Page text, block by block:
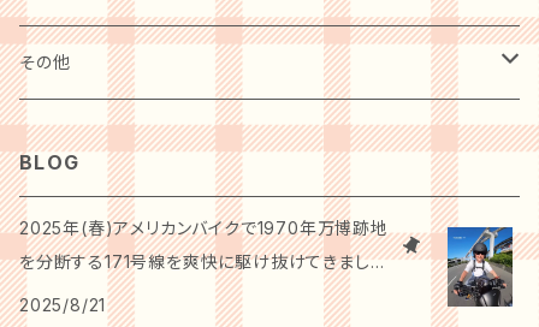
い、お礼、誕生日や記念日に最適です。素材にこ
だわり、手間暇をかけて丹念に焼き上げたブレッ
ドは、一口食べれば栃木の美味しさが広がりま
す。総菜も素材の旨みを引き出し、贅沢な味わい
を楽しめます。おしゃれなパッケージに詰められ
たギフトボックスは、見た目にも華やかで贈り物
としても喜ばれること間違いなし！金谷ホテルベ
ーカリーの心温まる味わいを、大切な人へお届
けください。 ※商品は冷凍での発送となります。
お召し上がり前に必ず解凍してお楽しみくださ
贈ってみてはいかがでしょうか。 ※商品は冷暗
所で保存してください。開封後はお早めにお召し
上がりください。
も喜ばれる逸品です。誰か特別な方へ、山晃食
品のこだわりを贈ってみませんか。 ※賞味期限
をご確認ください。商品到着後はなるべく早めに
お召し上がりください。
水産物・水産加工品
缶詰・瓶詰
調味料
クッキー
プリン
アイスクリーム
ゼリー・ジュレ・コンポート
ビール
ワイン
水・ソフトドリンク
その他
BOOK
カタログギフト
BLOG
2025年(春)アメリカンバイクで1970年万博跡地
を分断する171号線を爽快に駆け抜けてきまし
た。
2025/8/21